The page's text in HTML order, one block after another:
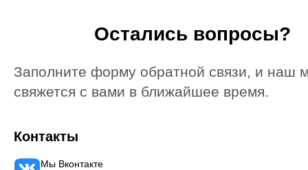
Остались вопросы?
Заполните форму обратной связи, и наш
свяжется с вами в ближайшее время.
Контакты
Мы Вконтакте